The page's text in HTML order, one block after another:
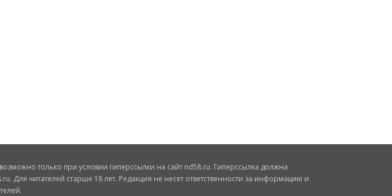
только при условии гиперссылки на сайт nd58.ru. Гиперссылка должна
Для читателей старше 18 лет. Редакция не несет ответственности за информацию и